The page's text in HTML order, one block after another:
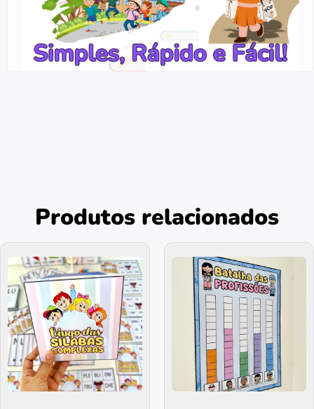
Produtos relacionados